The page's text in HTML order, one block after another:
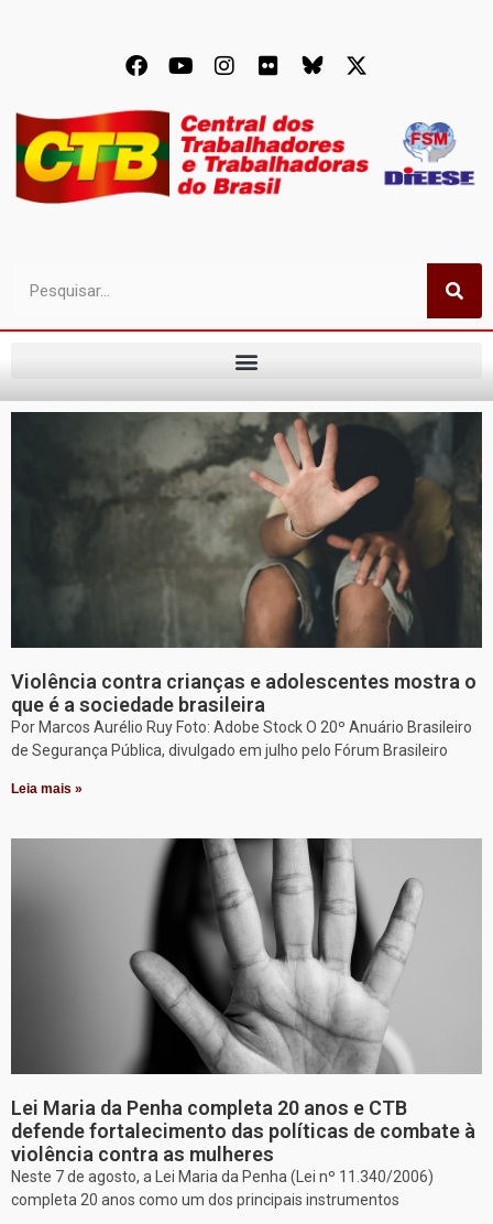
Violência contra crianças e adolescentes mostra o
que é a sociedade brasileira
Por Marcos Aurélio Ruy Foto: Adobe Stock O 20º Anuário Brasileiro
de Segurança Pública, divulgado em julho pelo Fórum Brasileiro
Leia mais »
Lei Maria da Penha completa 20 anos e CTB
defende fortalecimento das políticas de combate à
violência contra as mulheres
Neste 7 de agosto, a Lei Maria da Penha (Lei nº 11.340/2006)
completa 20 anos como um dos principais instrumentos